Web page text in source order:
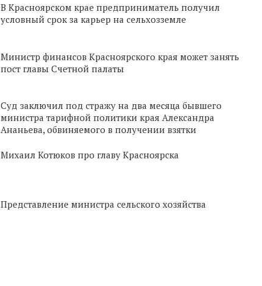
В Красноярском крае предприниматель получил
условный срок за карьер на сельхозземле
Министр финансов Красноярского края может занять
пост главы Счетной палаты
Суд заключил под стражу на два месяца бывшего
министра тарифной политики края Александра
Ананьева, обвиняемого в получении взятки
Михаил Котюков про главу Красноярска
Представление министра сельского хозяйства